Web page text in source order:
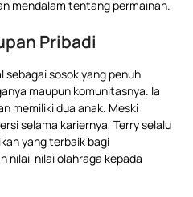
mendalam tentang permainan.
Pribadi
sebagai sosok yang penuh
maupun komunitasnya. Ia
memiliki dua anak. Meski
selama kariernya, Terry selalu
yang terbaik bagi
nilai-nilai olahraga kepada